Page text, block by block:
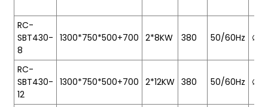
RC-
SBT430-
8
1300*750*500+700 2*8KW 380 50/60Hz
RC-
SBT430-
12
1300*750*500+700 2*12KW 380 50/60Hz